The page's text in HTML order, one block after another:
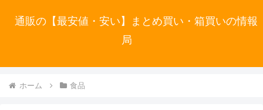
通販の【最安値・安い】まとめ買い・箱買いの情報
局
ホーム 食品